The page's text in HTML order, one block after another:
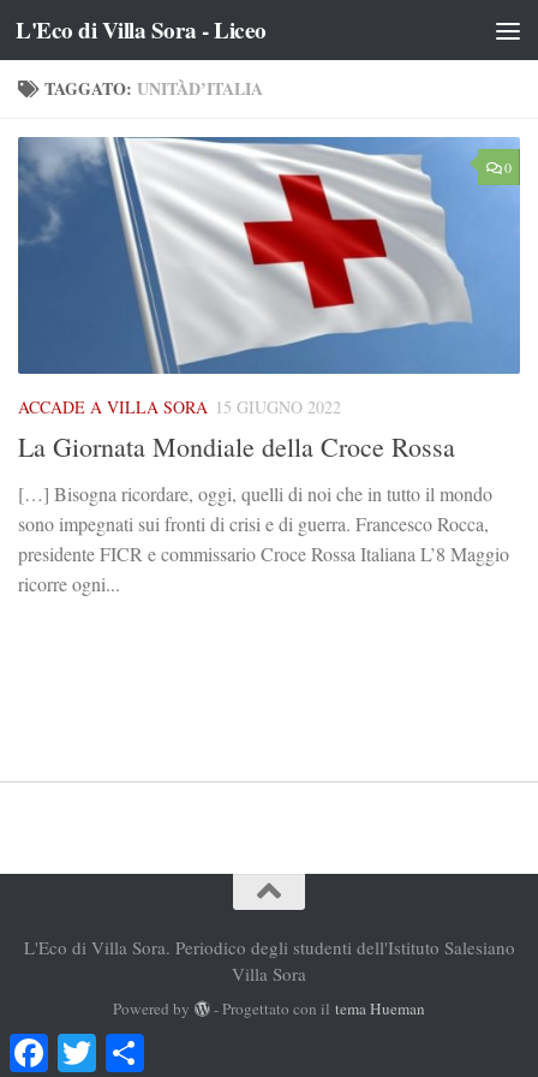
Salta al contenuto
L'Eco di Villa Sora - Liceo
TAGGATO: UNITÀD’ITALIA
0
ACCADE A VILLA SORA 15 GIUGNO 2022
La Giornata Mondiale della Croce Rossa
[…] Bisogna ricordare, oggi, quelli di noi che in tutto il mondo
sono impegnati sui fronti di crisi e di guerra. Francesco Rocca,
presidente FICR e commissario Croce Rossa Italiana L’8 Maggio
ricorre ogni...
L'Eco di Villa Sora. Periodico degli studenti dell'Istituto Salesiano
Villa Sora
Powered by - Progettato con iltema Hueman
FacebookTwitter